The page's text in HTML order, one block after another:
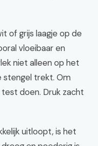
of grijs laagje op de
vloeibaar en
niet alleen op het
stengel trekt. Om
doen. Druk zacht
uitloopt, is het